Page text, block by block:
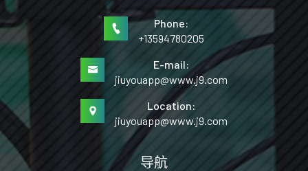
Phone:
+13594780205
E-mail:
jiuyouapp@www.j9.com
Location:
jiuyouapp@www.j9.com
导航